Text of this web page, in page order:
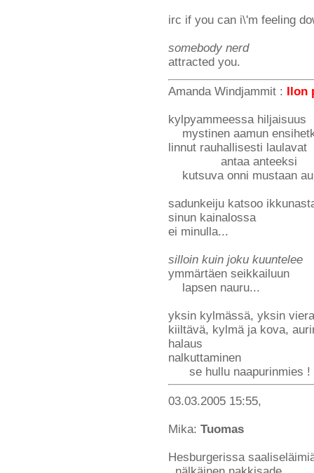
irc if you can i\'m feeling
somebody nerd
attracted you.
Amanda Windjammit : Ilon
kylpyammeessa hiljaisuus
mystinen aamun
linnut rauhallisesti laulavat
antaa anteeksi
kutsuva onni mustaan
sadunkeiju katsoo
sinun kainalossa
ei minulla...
silloin kuin joku kuuntelee
ymmärtäen seikkailuun
lapsen nauru...
yksin kylmässä, yksin
kiiltävä, kylmä ja kova,
halaus
nalkuttaminen
se hullu naapurinmies !
03.03.2005 15:55,
Mika: Tuomas
Hesburgerissa